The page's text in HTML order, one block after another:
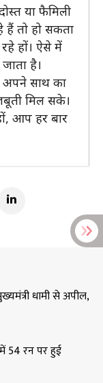
या फैमिली
हैं तो हो सकता
हों। ऐसे में
है।
अपने साथ का
मिल सके।
आप हर बार
धामी से अपील,
54 रन पर हुई